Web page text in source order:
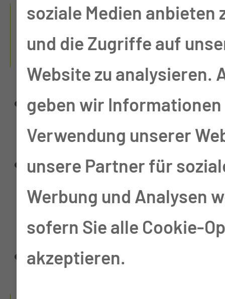
WELCHE UNTERLAGEN
MÜSSEN MITGEBRACHT
WERDEN?
Vorbefunde und
aktuelle Befunde
Überweisungsschein
vom Haus- oder
Facharzt
Versichertenkarte
soziale Medien anbieten
und die Zugriffe auf
Website zu analysieren.
geben wir Informationen
Verwendung unserer
unsere Partner für
Werbung und Analysen
sofern Sie alle Cookie-
akzeptieren.